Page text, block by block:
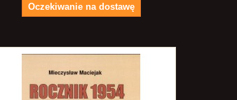
Oczekiwanie na dostawę